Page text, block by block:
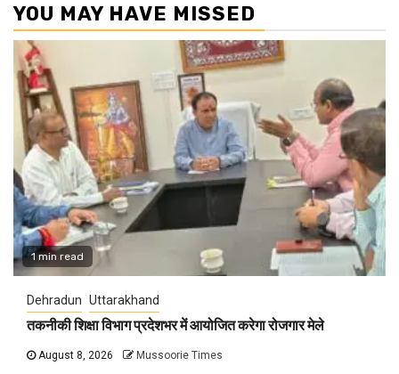
YOU MAY HAVE MISSED
1 min read
Dehradun Uttarakhand
तकनीकी शिक्षा विभाग प्रदेशभर में आयोजित करेगा रोजगार मेले
August 8, 2026 Mussoorie Times